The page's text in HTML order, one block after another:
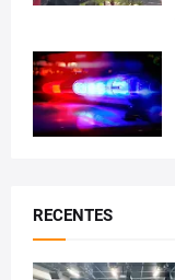
RECENTES